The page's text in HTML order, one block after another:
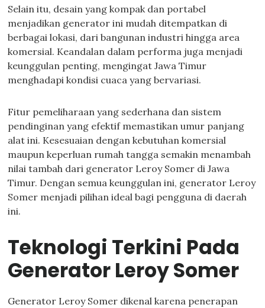
Selain itu, desain yang kompak dan portabel
menjadikan generator ini mudah ditempatkan di
berbagai lokasi, dari bangunan industri hingga area
komersial. Keandalan dalam performa juga menjadi
keunggulan penting, mengingat Jawa Timur
menghadapi kondisi cuaca yang bervariasi.
Fitur pemeliharaan yang sederhana dan sistem
pendinginan yang efektif memastikan umur panjang
alat ini. Kesesuaian dengan kebutuhan komersial
maupun keperluan rumah tangga semakin menambah
nilai tambah dari generator Leroy Somer di Jawa
Timur. Dengan semua keunggulan ini, generator Leroy
Somer menjadi pilihan ideal bagi pengguna di daerah
ini.
Teknologi Terkini Pada
Generator Leroy Somer
Generator Leroy Somer dikenal karena penerapan